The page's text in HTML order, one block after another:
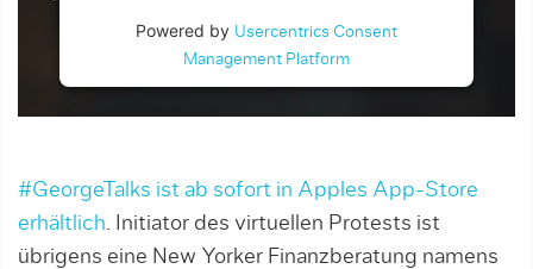
Powered by Usercentrics Consent
Management Platform
#GeorgeTalks ist ab sofort in Apples App-Store
erhältlich. Initiator des virtuellen Protests ist
übrigens eine New Yorker Finanzberatung namens